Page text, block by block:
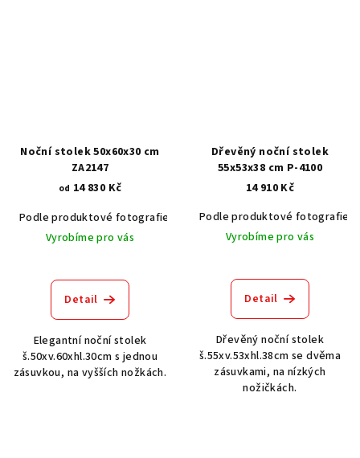
Noční stolek 50x60x30 cm
ZA2147
od 14 830 Kč
Podle produktové fotografie
Akát vintage BT1551
Dub světlý
Vyrobíme pro vás
Detail
Elegantní noční stolek
š.50xv.60xhl.30cm s jednou
zásuvkou, na vyšších nožkách.
Dřevěný noční stolek
55x53x38 cm P-4100
14 910 Kč
Podle produktové fotografie
Vyrobíme pro vás
Detail
Dřevěný noční stolek
š.55xv.53xhl.38cm se dvěma
zásuvkami, na nízkých
nožičkách.